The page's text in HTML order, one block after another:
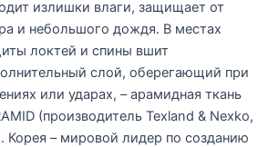
излишки влаги, защищает от
и небольшого дождя. В местах
локтей и спины вшит
слой, оберегающий при
или ударах, – арамидная ткань
(производитель Texland & Nexko,
– мировой лидер по созданию